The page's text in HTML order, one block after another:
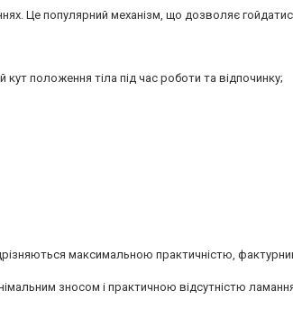
Це популярний механізм, що дозволяє
положення тіла під час роботи та відпочинку;
максимальною практичністю,
зносом і практичною відсутністю